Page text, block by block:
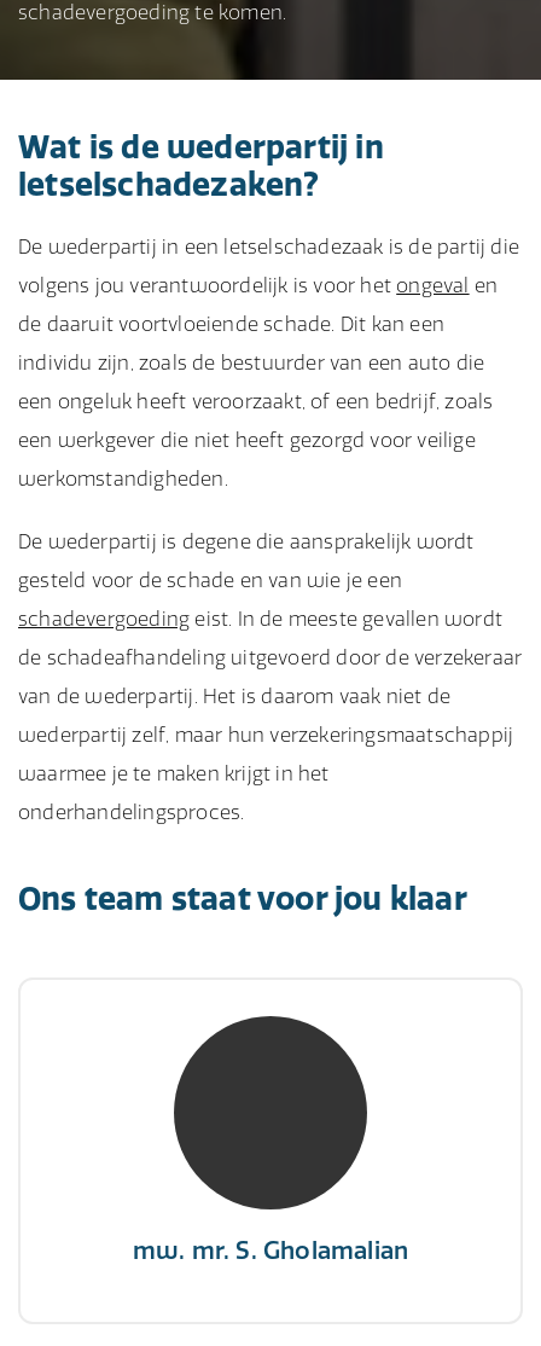
schadevergoeding te komen.
Wat is de wederpartij in
letselschadezaken?
De wederpartij in een letselschadezaak is de partij die
volgens jou verantwoordelijk is voor het ongeval en
de daaruit voortvloeiende schade. Dit kan een
individu zijn, zoals de bestuurder van een auto die
een ongeluk heeft veroorzaakt, of een bedrijf, zoals
een werkgever die niet heeft gezorgd voor veilige
werkomstandigheden.
De wederpartij is degene die aansprakelijk wordt
gesteld voor de schade en van wie je een
schadevergoeding eist. In de meeste gevallen wordt
de schadeafhandeling uitgevoerd door de verzekeraar
van de wederpartij. Het is daarom vaak niet de
wederpartij zelf, maar hun verzekeringsmaatschappij
waarmee je te maken krijgt in het
onderhandelingsproces.
Ons team staat voor jou klaar
mw. mr. S. Gholamalian
mw. mr. S. Gholamalian
NIVRE Register-Expert
“Als je de richting van de wind niet kunt
veranderen, verander dan de stand van je